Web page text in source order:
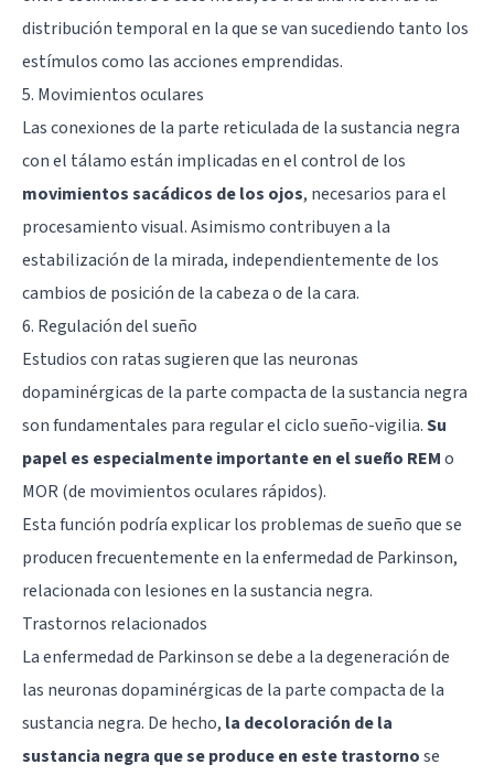
distribución temporal en la que se van sucediendo tanto los
estímulos como las acciones emprendidas.
5. Movimientos oculares
Las conexiones de la parte reticulada de la sustancia negra
con el tálamo están implicadas en el control de los
movimientos sacádicos de los ojos, necesarios para el
procesamiento visual. Asimismo contribuyen a la
estabilización de la mirada, independientemente de los
cambios de posición de la cabeza o de la cara.
6. Regulación del sueño
Estudios con ratas sugieren que las neuronas
dopaminérgicas de la parte compacta de la sustancia negra
son fundamentales para regular el ciclo sueño-vigilia.Su
papel es especialmente importante en el sueño REMo
MOR (de movimientos oculares rápidos).
Esta función podría explicar los problemas de sueño que se
producen frecuentemente en la enfermedad de Parkinson,
relacionada con lesiones en la sustancia negra.
Trastornos relacionados
La enfermedad de Parkinson se debe a la degeneración de
las neuronas dopaminérgicas de la parte compacta de la
sustancia negra. De hecho, la decoloración de la
sustancia negra que se produce en este trastornose